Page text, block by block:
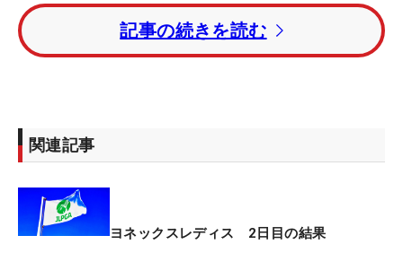
ィを務める森川陽太郎さんと、「3人でツアーを回
るスタイルは今年が最後かなと思っています」。念
願の家族そろっての優勝へ、最終日は4打差を追い
出産後、横峯を悩ませているのはグリーンが読めな
いこと。「視力は変わってないんですけど、最初は
つあるのかなと思っています」。現在は契約するサ
ングラスメーカーと打ち合わせを繰り返し、ライン
記事の続きを読む
関連記事
ヨネックスレディス 2日目の結果